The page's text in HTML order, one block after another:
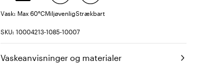
Vask: Max 60°CMiljøvenligStrækbart
SKU: 10004213-1085-10007
Vaskeanvisninger og materialer